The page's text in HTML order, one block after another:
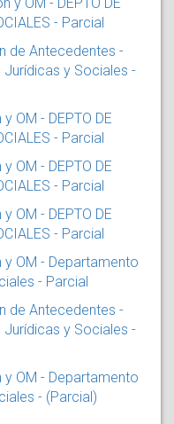
y OM - DEPTO DE
- Parcial
de Antecedentes -
y Sociales -
OM - DEPTO DE
- Parcial
OM - DEPTO DE
- Parcial
OM - DEPTO DE
- Parcial
OM - Departamento
- Parcial
de Antecedentes -
y Sociales -
OM - Departamento
- (Parcial)